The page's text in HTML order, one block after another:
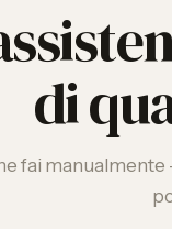
di
fai manualmente